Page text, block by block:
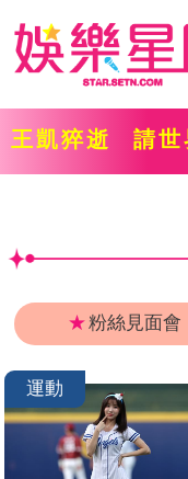
王凱猝逝 請世
★粉絲見面會
運動